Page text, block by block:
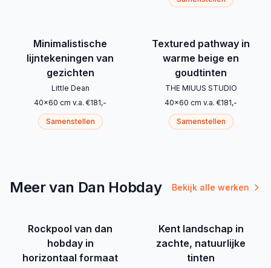
Minimalistische
lijntekeningen van
gezichten
Little Dean
40x60 cm v.a. €181,-
Samenstellen
Textured pathway in
warme beige en
goudtinten
THE MIUUS STUDIO
40x60 cm v.a. €181,-
Samenstellen
Meer van Dan Hobday Bekijk alle werken
Rockpool van dan
hobday in
horizontaal formaat
Kent landschap in
zachte, natuurlijke
tinten